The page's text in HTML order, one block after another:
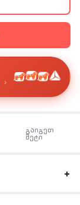
›
გაიგეთ
მეტი